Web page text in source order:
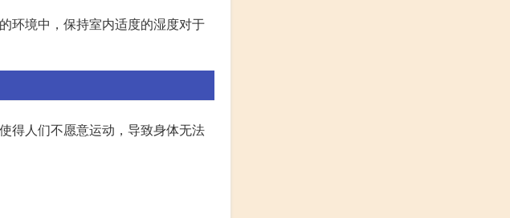
环境中，保持室内适度的湿度对于
得人们不愿意运动，导致身体无法